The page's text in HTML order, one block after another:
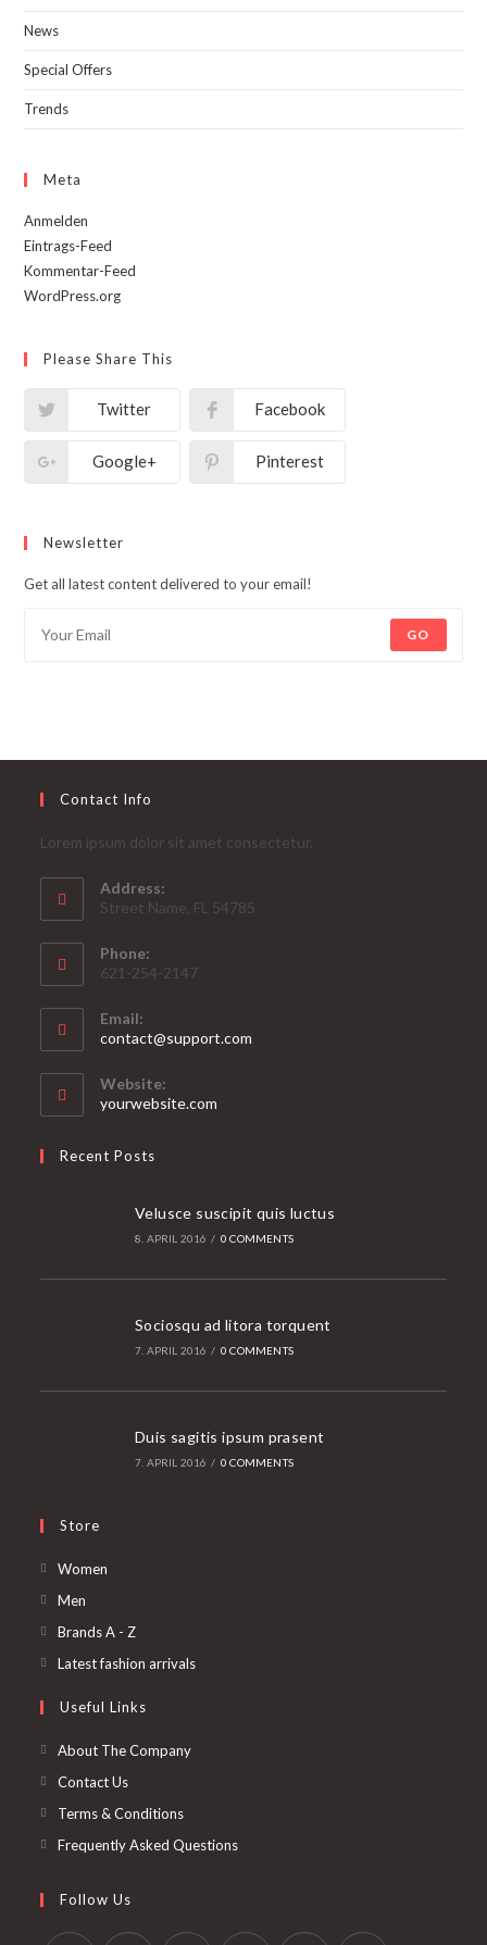
News
Special Offers
Trends
Meta
Anmelden
Eintrags-Feed
Kommentar-Feed
WordPress.org
Please Share This
Twitter Facebook
Google+ Pinterest
Newsletter
Get all latest content delivered to your email!
GO
Contact Info
Lorem ipsum dolor sit amet consectetur.
Address:
Street Name, FL 54785
Phone:
621-254-2147
Email:
contact@support.com
Website:
yourwebsite.com
Recent Posts
Velusce suscipit quis luctus
8. APRIL 2016 / 0 COMMENTS
Sociosqu ad litora torquent
7. APRIL 2016 / 0 COMMENTS
Duis sagitis ipsum prasent
7. APRIL 2016 / 0 COMMENTS
Store
Women
Men
in
tab
Brands A - ZOpens
in
new
Latest fashion arrivalsOpens
Useful Links
About The Company
Contact Us
Terms & Conditions
Frequently Asked Questions
Follow Us